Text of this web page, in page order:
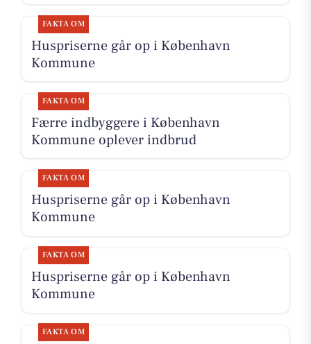
FAKTA OM
Huspriserne går op i København
Kommune
FAKTA OM
Færre indbyggere i København
Kommune oplever indbrud
FAKTA OM
Huspriserne går op i København
Kommune
FAKTA OM
Huspriserne går op i København
Kommune
FAKTA OM